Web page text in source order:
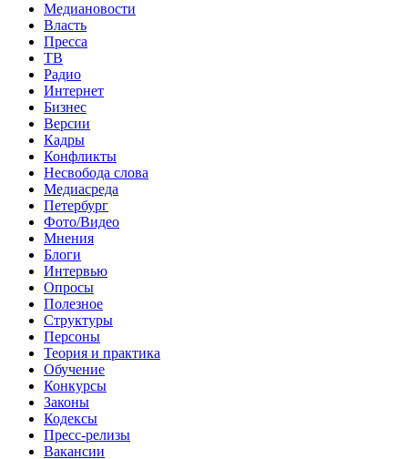
Медиановости
Власть
Пресса
ТВ
Радио
Интернет
Бизнес
Версии
Кадры
Конфликты
Несвобода слова
Медиасреда
Петербург
Фото/Видео
Мнения
Блоги
Интервью
Опросы
Полезное
Структуры
Персоны
Теория и практика
Обучение
Конкурсы
Законы
Кодексы
Пресс-релизы
Вакансии